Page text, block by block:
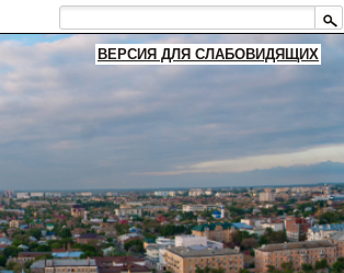
ВЕРСИЯ ДЛЯ СЛАБОВИДЯЩИХ